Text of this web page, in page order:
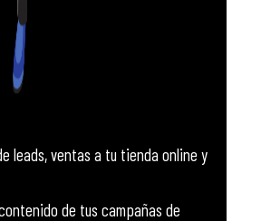
leads, ventas a tu tienda online y
de tus campañas de